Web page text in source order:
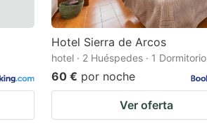
Hotel Sierra de Arcos
hotel · 2 Huéspedes · 1 Dormitorio
60 € por noche
Ver oferta